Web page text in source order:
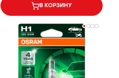
В КОРЗИНУ